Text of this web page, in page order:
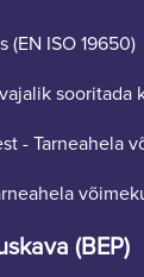
(EN ISO 19650)
(BEP)